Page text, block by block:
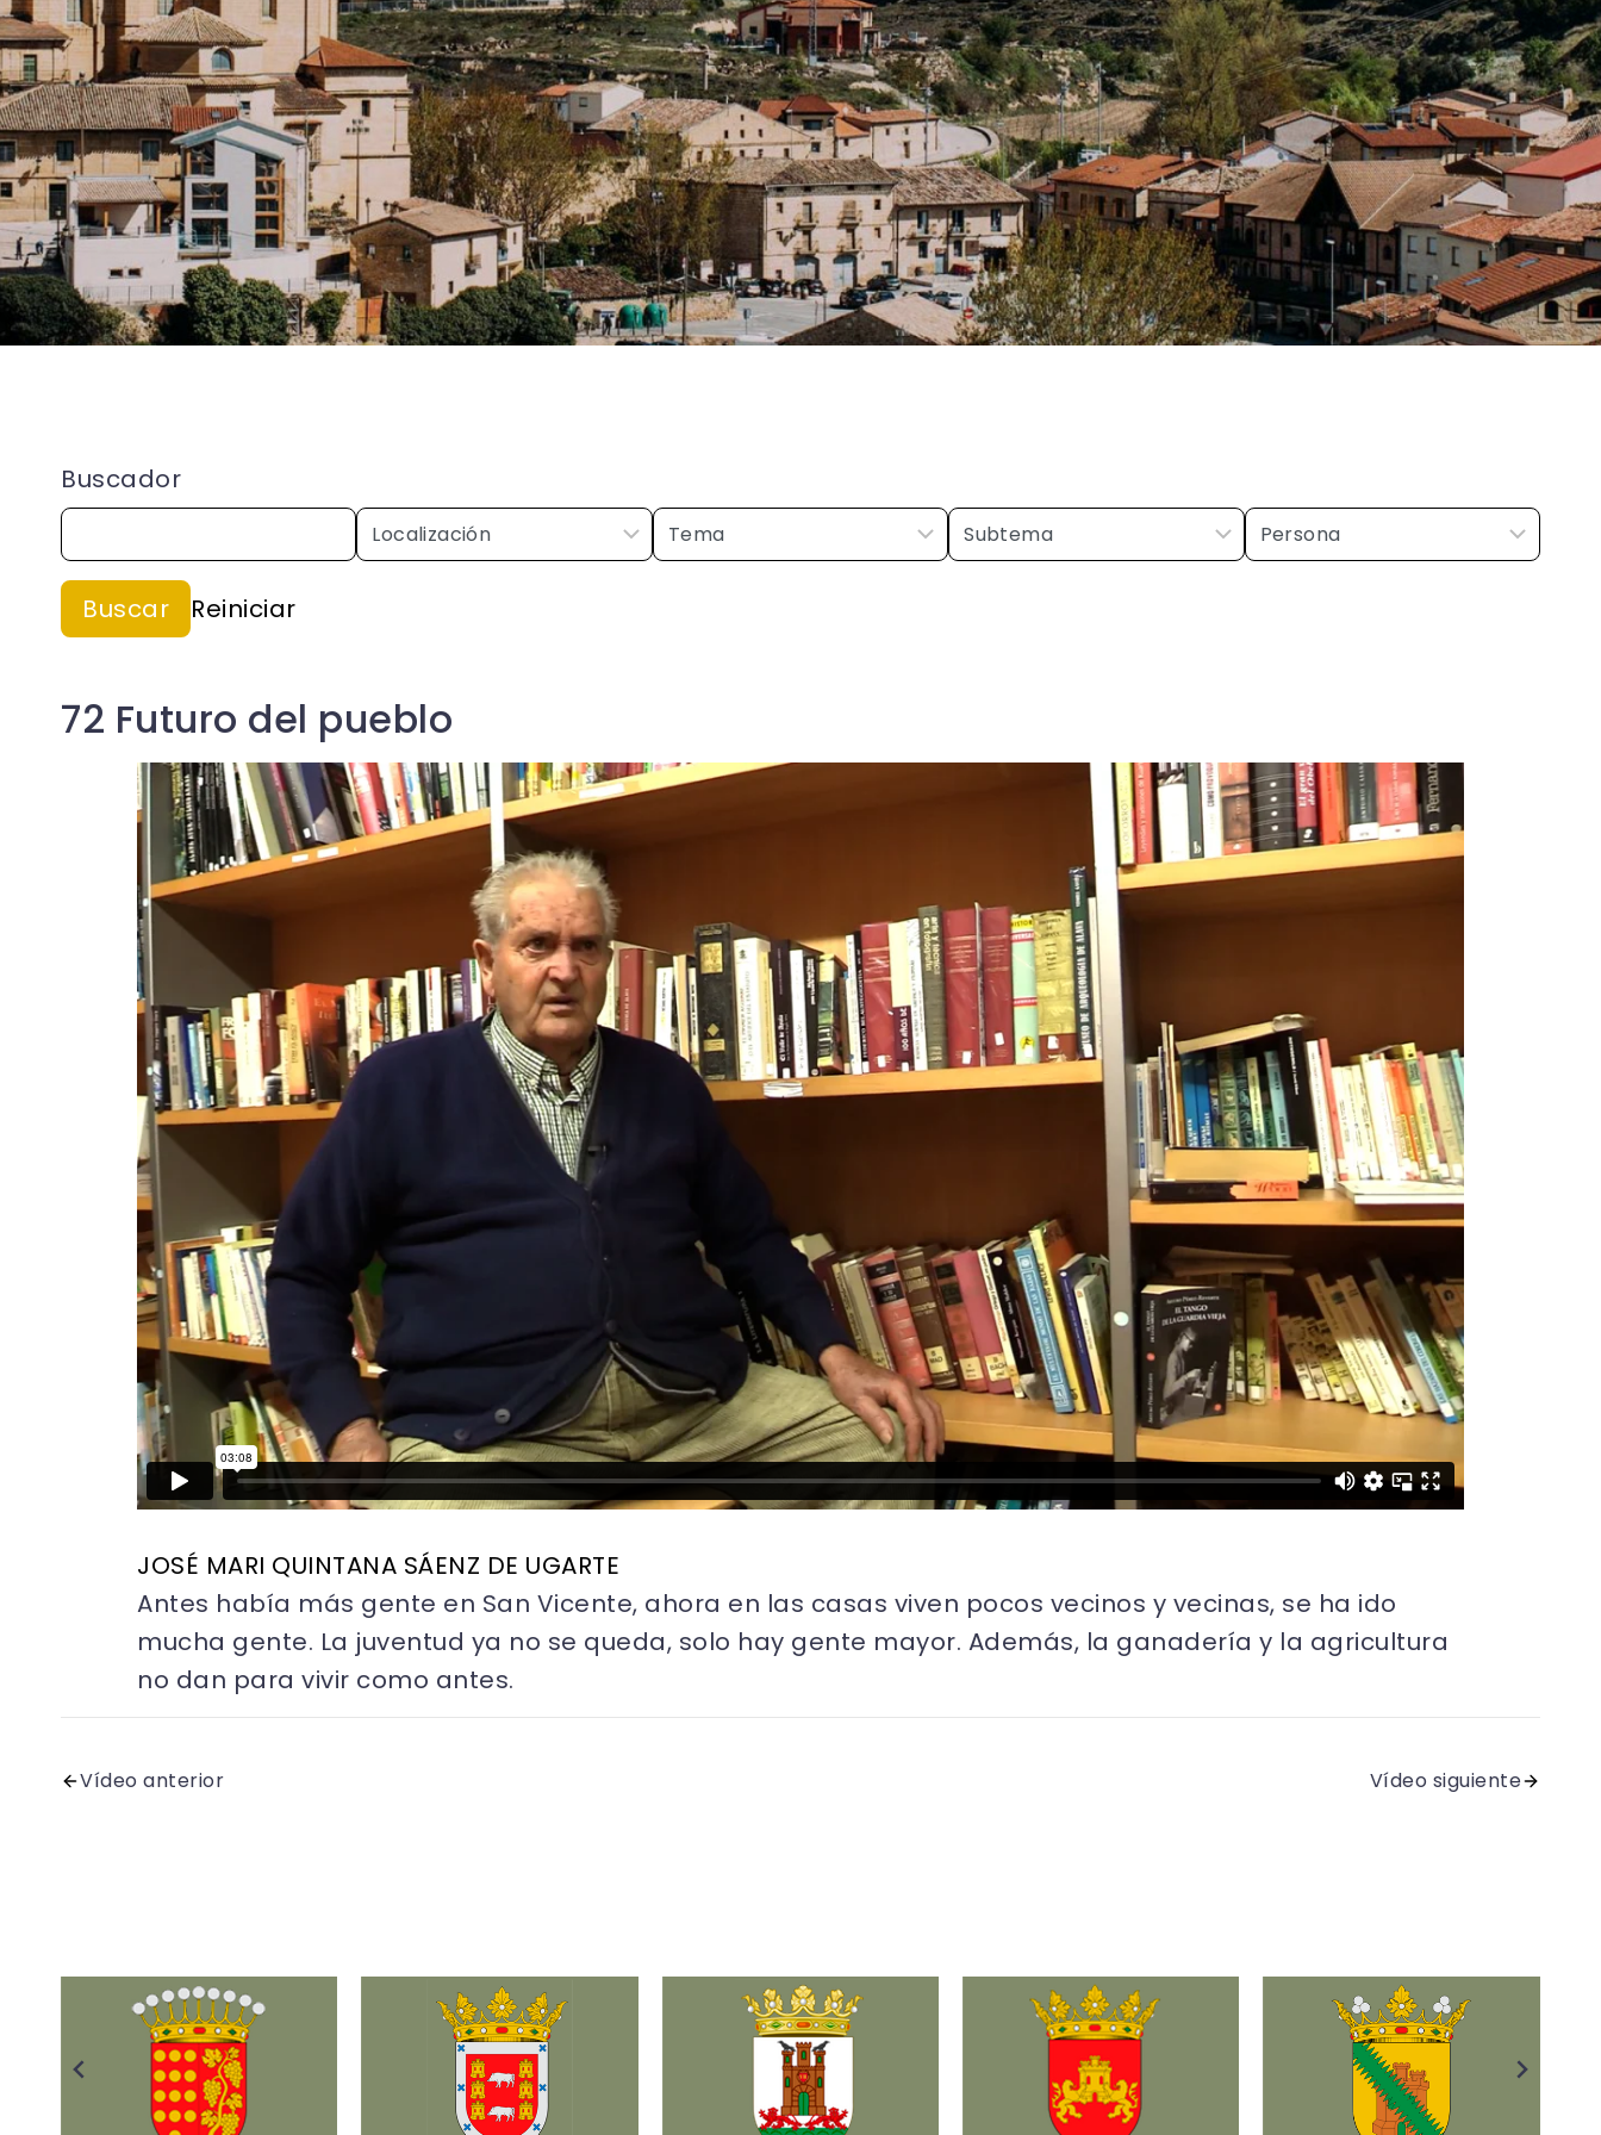
Buscador
72 Futuro del pueblo
JOSÉ MARI QUINTANA SÁENZ DE UGARTE
Antes había más gente en San Vicente, ahora en las casas viven pocos vecinos y vecinas, se ha ido
mucha gente. La juventud ya no se queda, solo hay gente mayor. Además, la ganadería y la agricultura
no dan para vivir como antes.
Vídeo anterior Vídeo siguiente